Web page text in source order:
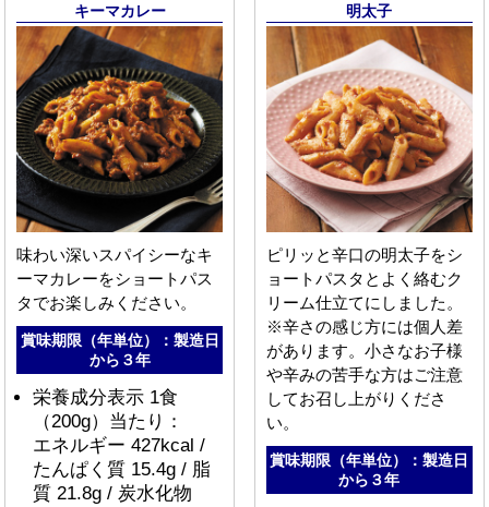
キーマカレー
味わい深いスパイシーなキ
ーマカレーをショートパス
タでお楽しみください。
賞味期限（年単位）：製造日
から３年
栄養成分表示 1食
（200g）当たり：
エネルギー 427kcal /
たんぱく質 15.4g / 脂
質 21.8g / 炭水化物
明太子
ピリッと辛口の明太子をシ
ョートパスタとよく絡むク
リーム仕立てにしました。
※辛さの感じ方には個人差
があります。小さなお子様
や辛みの苦手な方はご注意
してお召し上がりくださ
い。
賞味期限（年単位）：製造日
から３年